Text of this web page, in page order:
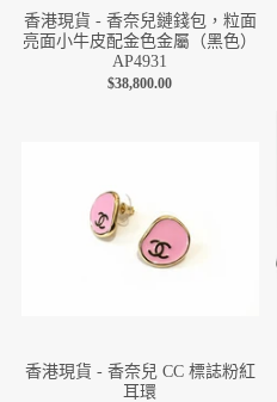
香港現貨 - 香奈兒鏈錢包，粒面
亮面小牛皮配金色金屬（黑色）
AP4931
$38,800.00
香港現貨 - 香奈兒 CC 標誌粉紅
耳環